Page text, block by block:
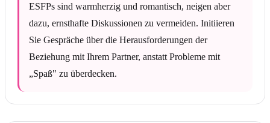
ESFPs sind warmherzig und romantisch, neigen aber
dazu, ernsthafte Diskussionen zu vermeiden. Initiieren
Sie Gespräche über die Herausforderungen der
Beziehung mit Ihrem Partner, anstatt Probleme mit
„Spaß" zu überdecken.